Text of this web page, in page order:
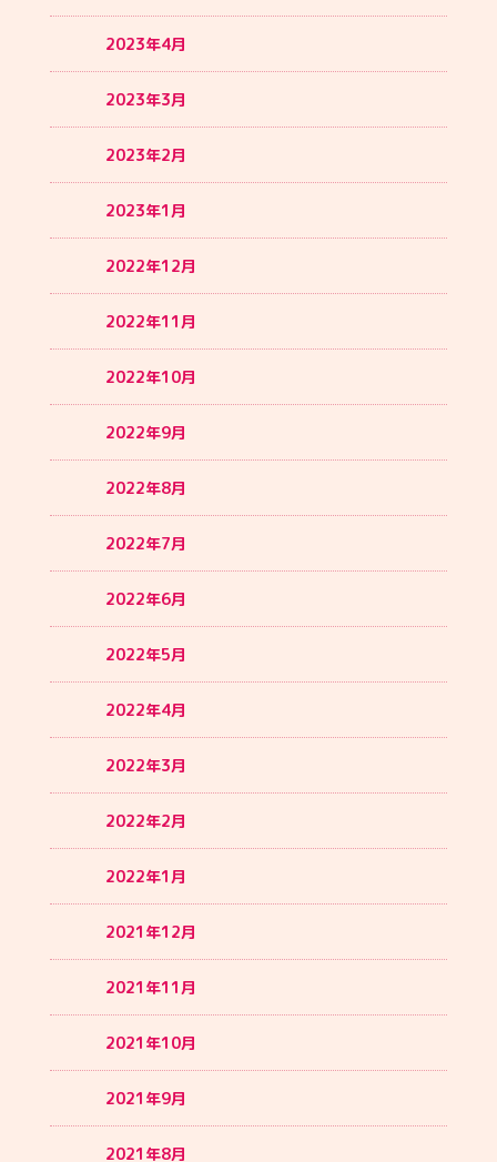
2023年4月
2023年3月
2023年2月
2023年1月
2022年12月
2022年11月
2022年10月
2022年9月
2022年8月
2022年7月
2022年6月
2022年5月
2022年4月
2022年3月
2022年2月
2022年1月
2021年12月
2021年11月
2021年10月
2021年9月
2021年8月